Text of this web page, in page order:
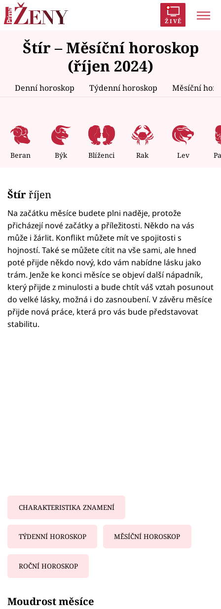
ŽIVĚ
Trendy: Polabí Inspekce Prostřeno!
AYTO?
Zrádci Proměny
Témata
Celebrity
Seriály
Horoskopy
Sledujte prima+
Filmový festival Karlovy Vary
Pořady
Mámy sobě
Štír – Měsíční horoskop
(říjen 2024)
Denní horoskop Týdenní horoskop Měsíční
Beran Býk Blíženci Rak Lev
Štírříjen
Na začátku měsíce budete plni naděje, protože
přicházejí nové začátky a příležitosti. Někdo na vás
může i žárlit. Konflikt můžete mít ve spojitosti s
hojností. Také se můžete cítit na vše sami, ale hned
poté přijde někdo nový, kdo vám nabídne lásku jako
trám. Jenže ke konci měsíce se objeví další nápadník,
který přijde z minulosti a bude chtít váš vztah posunout
do velké lásky, možná i do zasnoubení. V závěru měsíce
přijde nová práce, která pro vás bude představovat
stabilitu.
CHARAKTERISTIKA ZNAMENÍ
TÝDENNÍ HOROSKOP MĚSÍČNÍ HOROSKOP
ROČNÍ HOROSKOP
Moudrost měsíce